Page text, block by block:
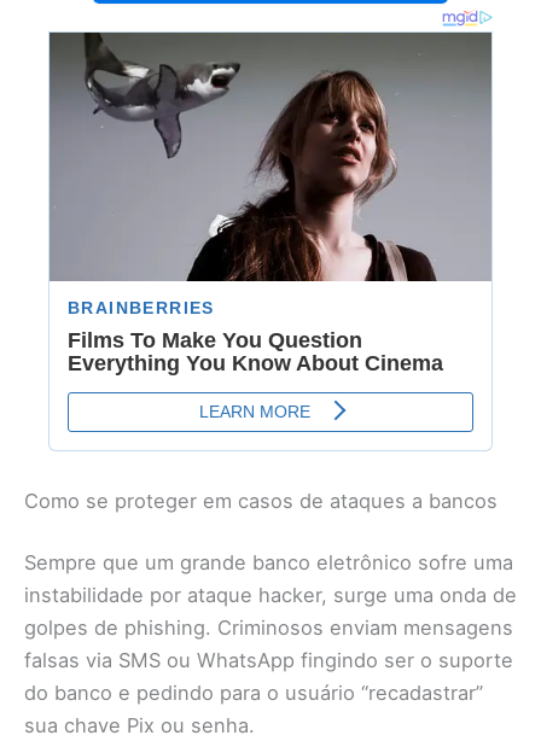
Como se proteger em casos de ataques a bancos
Sempre que um grande banco eletrônico sofre uma
instabilidade por ataque hacker, surge uma onda de
golpes de phishing. Criminosos enviam mensagens
falsas via SMS ou WhatsApp fingindo ser o suporte
do banco e pedindo para o usuário “recadastrar”
sua chave Pix ou senha.